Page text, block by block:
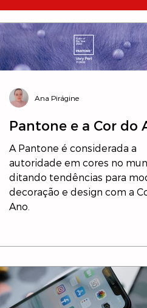
Pantone e a Cor do
A Pantone é considerada a
autoridade em cores no
ditando tendências para
decoração e design com a
Ano.
Ana Pirágine